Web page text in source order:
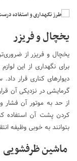
یخچال و فریزر
یخچال و فریزر از
برای نگهداری از این
دیوارهای کناری قرار
گرمایشی در نزدیکی آن
از حد به موتور آن فشار
کردن پشت آن استفاده
بتوانند به خوبی وظیفه
ماشین ظرفشویی